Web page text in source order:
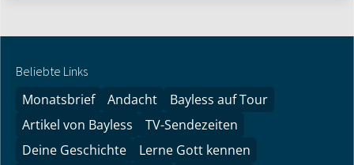
Beliebte Links
Monatsbrief Andacht
Bayless auf Tour
Artikel von Bayless
TV-Sendezeiten
Deine Geschichte
Lerne Gott kennen